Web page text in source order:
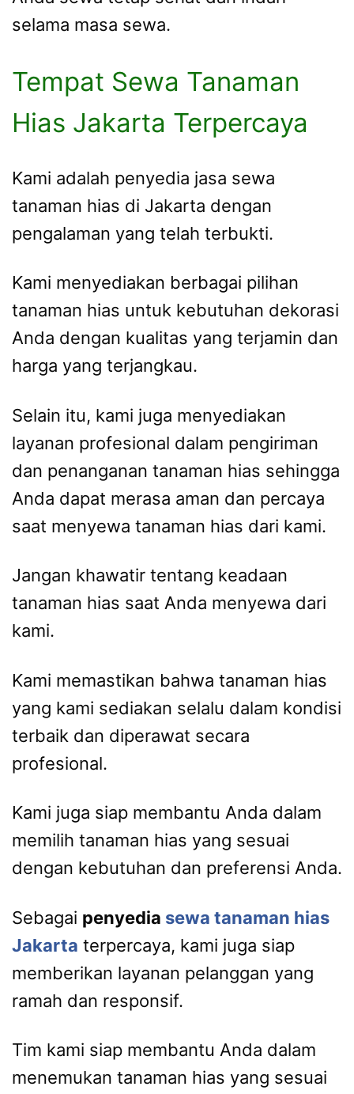
selama masa sewa.
Tempat Sewa Tanaman
Hias Jakarta Terpercaya
Kami adalah penyedia jasa sewa
tanaman hias di Jakarta dengan
pengalaman yang telah terbukti.
Kami menyediakan berbagai pilihan
tanaman hias untuk kebutuhan dekorasi
Anda dengan kualitas yang terjamin dan
harga yang terjangkau.
Selain itu, kami juga menyediakan
layanan profesional dalam pengiriman
dan penanganan tanaman hias sehingga
Anda dapat merasa aman dan percaya
saat menyewa tanaman hias dari kami.
Jangan khawatir tentang keadaan
tanaman hias saat Anda menyewa dari
kami.
Kami memastikan bahwa tanaman hias
yang kami sediakan selalu dalam kondisi
terbaik dan diperawat secara
profesional.
Kami juga siap membantu Anda dalam
memilih tanaman hias yang sesuai
dengan kebutuhan dan preferensi Anda.
Sebagai penyedia sewa tanaman hias
Jakarta terpercaya, kami juga siap
memberikan layanan pelanggan yang
ramah dan responsif.
Tim kami siap membantu Anda dalam
menemukan tanaman hias yang sesuai